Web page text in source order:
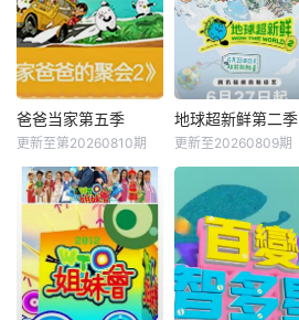
爸爸当家第五季
更新至第20260810期
地球超新鲜第二季
更新至20260809期